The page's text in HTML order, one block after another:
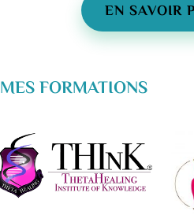
EN SAVOIR
MES FORMATIONS